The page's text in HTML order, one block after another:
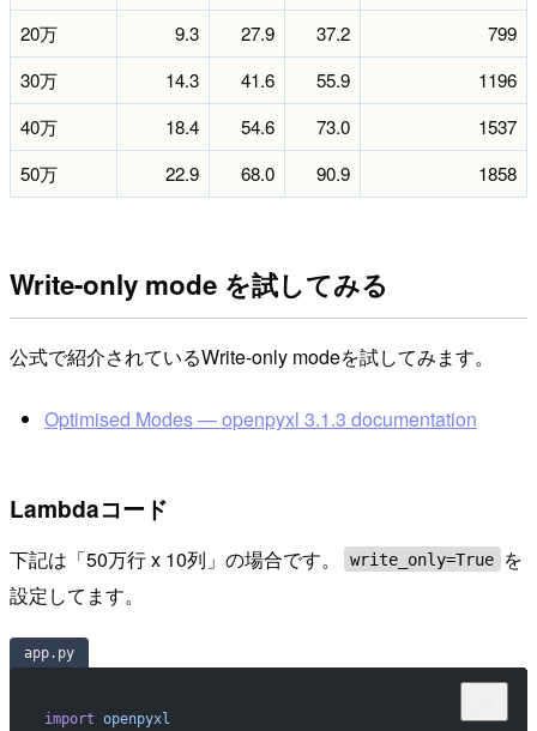
20万
9.3 27.9 37.2
799
30万
14.3 41.6 55.9
1196
40万
18.4 54.6 73.0
1537
50万
22.9 68.0 90.9 1858
Write-only mode を試してみる
公式で紹介されているWrite-only modeを試してみます。
Optimised Modes — openpyxl 3.1.3 documentation
Lambdaコード
下記は「50万行 x 10列」の場合です。 write_only=True
を
設定してます。
app.py
import openpyxl